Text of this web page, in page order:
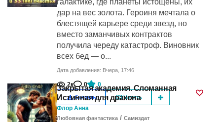
галактике, где планеты истощены, их
дар на вес золота. Героиня мечтала о
блестящей карьере среди звезд, но
вместо заманчивых контрактов
получила череду катастроф. Виновник
всех бед — о...
Дата добавления: Вчера, 17:46
2к 0 0
Скачать Читать
Закрытая академия. Сломанная
Истинная для дракона
Флор Анна
Любовная фантастика / Самиздат